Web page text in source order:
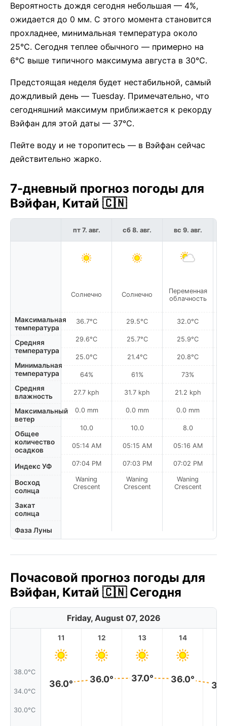
Вероятность дождя сегодня небольшая — 4%,
ожидается до 0 мм. С этого момента становится
прохладнее, минимальная температура около
25°C. Сегодня теплее обычного — примерно на
6°C выше типичного максимума августа в 30°C.
Предстоящая неделя будет нестабильной, самый
дождливый день — Tuesday. Примечательно, что
сегодняшний максимум приближается к рекорду
Вэйфан для этой даты — 37°C.
Пейте воду и не торопитесь — в Вэйфан сейчас
действительно жарко.
7-дневный прогноз погоды для
Вэйфан, Китай 🇨🇳
Максимальная
температура
Средняя
температура
Минимальная
температура
Средняя
влажность
Максимальный
ветер
Общее
количество
осадков
Индекс УФ
Восход
солнца
Закат
солнца
Фаза Луны
пт 7. авг.
Солнечно
36.7°C
29.6°C
25.0°C
64%
27.7 kph
0.0 mm
10.0
05:14 AM
07:04 PM
Waning
Crescent
сб 8. авг.
Солнечно
29.5°C
25.7°C
21.4°C
61%
31.7 kph
0.0 mm
10.0
05:15 AM
07:03 PM
Waning
Crescent
вс 9. авг.
Переменная
облачность
32.0°C
25.9°C
20.8°C
73%
21.2 kph
0.0 mm
8.0
05:16 AM
07:02 PM
Waning
Crescent
Почасовой прогноз погоды для
Вэйфан, Китай 🇨🇳 Сегодня
Friday, August 07, 2026
38.0°C
34.0°C
30.0°C
11
36.0°
12
36.0°
13
37.0°
14
36.0°